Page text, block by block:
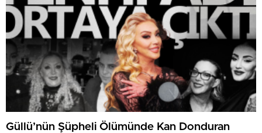
Güllü’nün Şüpheli Ölümünde Kan Donduran